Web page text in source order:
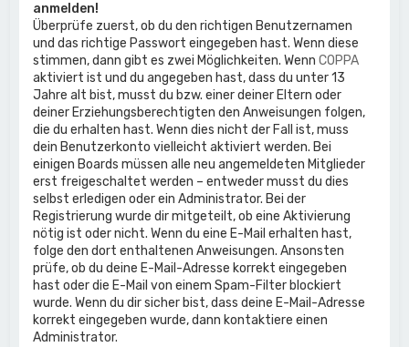
anmelden!
Überprüfe zuerst, ob du den richtigen Benutzernamen
und das richtige Passwort eingegeben hast. Wenn diese
stimmen, dann gibt es zwei Möglichkeiten. WennCOPPA
aktiviert ist und du angegeben hast, dass du unter 13
Jahre alt bist, musst du bzw. einer deiner Eltern oder
deiner Erziehungsberechtigten den Anweisungen folgen,
die du erhalten hast. Wenn dies nicht der Fall ist, muss
dein Benutzerkonto vielleicht aktiviert werden. Bei
einigen Boards müssen alle neu angemeldeten Mitglieder
erst freigeschaltet werden – entweder musst du dies
selbst erledigen oder ein Administrator. Bei der
Registrierung wurde dir mitgeteilt, ob eine Aktivierung
nötig ist oder nicht. Wenn du eine E-Mail erhalten hast,
folge den dort enthaltenen Anweisungen. Ansonsten
prüfe, ob du deine E-Mail-Adresse korrekt eingegeben
hast oder die E-Mail von einem Spam-Filter blockiert
wurde. Wenn du dir sicher bist, dass deine E-Mail-Adresse
korrekt eingegeben wurde, dann kontaktiere einen
Administrator.